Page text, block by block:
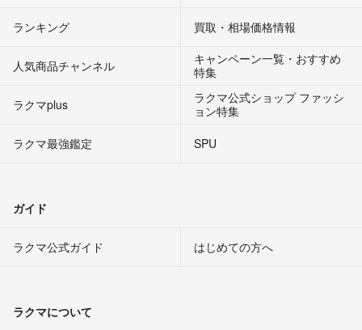
ランキング 買取・相場価格情報
人気商品チャンネル
キャンペーン一覧・おすすめ
特集
ラクマplus
ラクマ公式ショップ ファッシ
ョン特集
ラクマ最強鑑定
SPU
ガイド
ラクマ公式ガイド はじめての方へ
ラクマについて